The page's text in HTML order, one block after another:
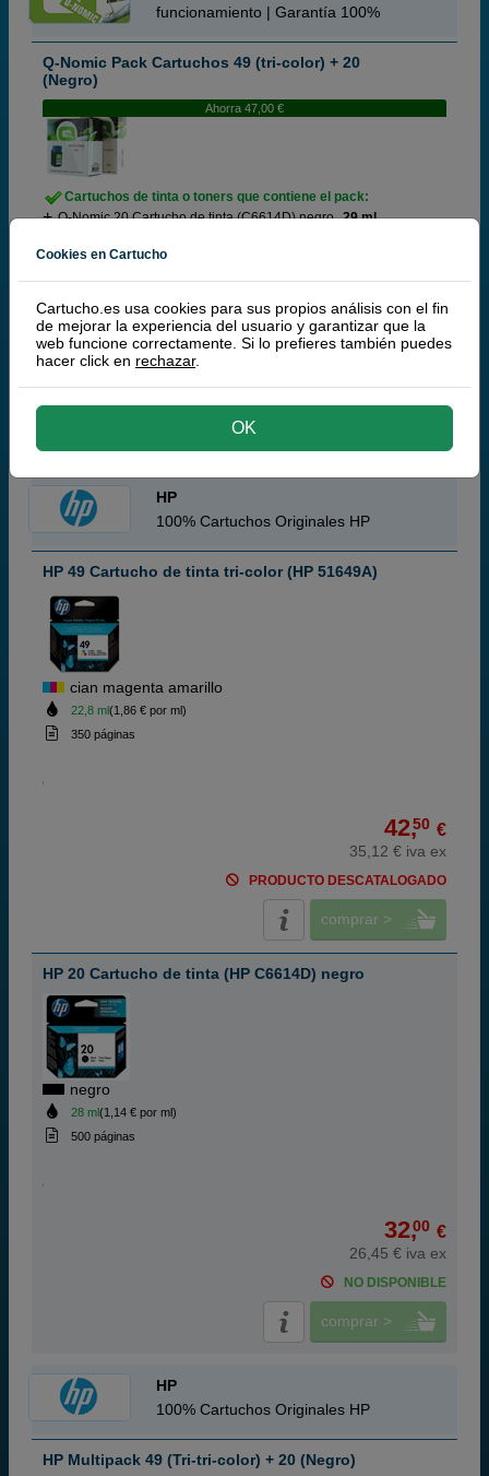
funcionamiento | Garantía 100%
Q-Nomic Pack Cartuchos 49 (tri-color) + 20
(Negro)
Ahorra 47,00 €
Cartuchos de tinta o toners que contiene el pack:
Q-Nomic 20 Cartucho de tinta (C6614D) negro 29 ml
Pack ahorro
27,50 €
HP
100% Cartuchos Originales HP
HP 49 Cartucho de tinta tri-color (HP 51649A)
cian magenta amarillo
22,8 ml(1,86 € por ml)
350 páginas
42,50 €
35,12 € iva ex
PRODUCTO DESCATALOGADO
comprar >
HP 20 Cartucho de tinta (HP C6614D) negro
negro
28 ml(1,14 € por ml)
500 páginas
32,00 €
26,45 € iva ex
NO DISPONIBLE
comprar >
HP
100% Cartuchos Originales HP
HP Multipack 49 (Tri-tri-color) + 20 (Negro)
Cookies en Cartucho
Cartucho.es usa cookies para sus propios análisis con el fin
de mejorar la experiencia del usuario y garantizar que la
web funcione correctamente. Si lo prefieres también puedes
hacer click en rechazar.
OK